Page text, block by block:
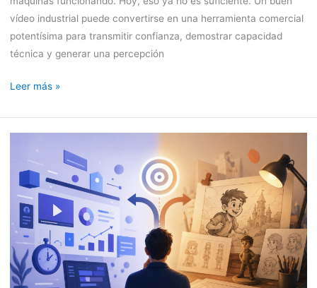
vídeo industrial puede convertirse en una herramienta comercial
potentísima para transmitir confianza, demostrar capacidad
técnica y generar una percepción
Leer más »
Motion
Graphics
Animación
Tradicional
para
Empresas